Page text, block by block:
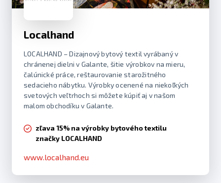
Localhand
LOCALHAND – Dizajnový bytový textil vyrábaný v
chránenej dielni v Galante, šitie výrobkov na mieru,
čalúnické práce, reštaurovanie starožitného
sedacieho nábytku. Výrobky ocenené na niekoľkých
svetových veľtrhoch si môžete kúpiť aj v našom
malom obchodíku v Galante.
zľava 15% na výrobky bytového textilu
značky LOCALHAND
www.localhand.eu